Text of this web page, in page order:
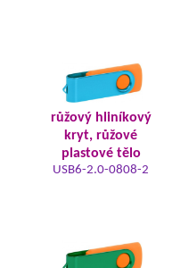
růžový hliníkový
kryt, růžové
plastové tělo
USB6-2.0-0808-2